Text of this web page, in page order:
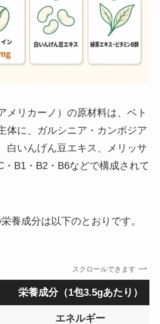
メリカーノ）の原材料は、ベト
体に、ガルシニア・カンボジア
白いんげん豆エキス、メリッサ
B1・B2・B6などで構成されて
養成分は以下のとおりです。
スクロールできます
栄養成分（1包3.5gあたり）
エネルギー